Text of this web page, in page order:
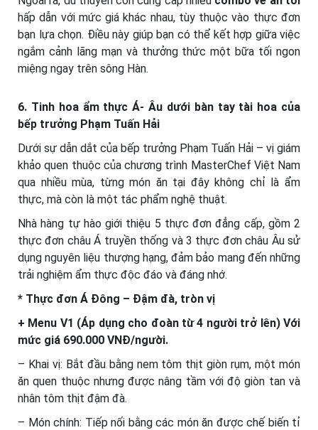
hấp dẫn với mức giá khác nhau, tùy thuộc vào thực đơn
bạn lựa chọn. Điều này giúp bạn có thể kết hợp giữa việc
ngắm cảnh lãng mạn và thưởng thức một bữa tối ngon
miệng ngay trên sông Hàn.
6. Tinh hoa ẩm thực Á- Âu dưới bàn tay tài hoa của
bếp trưởng Phạm Tuấn Hải
Dưới sự dẫn dắt của bếp trưởng Phạm Tuấn Hải – vị giám
khảo quen thuộc của chương trình MasterChef Việt Nam
qua nhiều mùa, từng món ăn tại đây không chỉ là ẩm
thực, mà còn là một tác phẩm nghệ thuật.
Nhà hàng tự hào giới thiệu 5 thực đơn đẳng cấp, gồm 2
thực đơn châu Á truyền thống và 3 thực đơn châu Âu sử
dụng nguyên liệu thượng hạng, đảm bảo mang đến những
trải nghiệm ẩm thực độc đáo và đáng nhớ.
* Thực đơn Á Đông – Đậm đà, tròn vị
+ Menu V1 (Áp dụng cho đoàn từ 4 người trở lên) Với
mức giá 690.000 VNĐ/người.
– Khai vị: Bắt đầu bằng nem tôm thịt giòn rụm, một món
ăn quen thuộc nhưng được nâng tầm với độ giòn tan và
nhân tôm thịt đậm đà.
– Món chính: Tiếp nối bằng các món ăn được chế biến tỉ